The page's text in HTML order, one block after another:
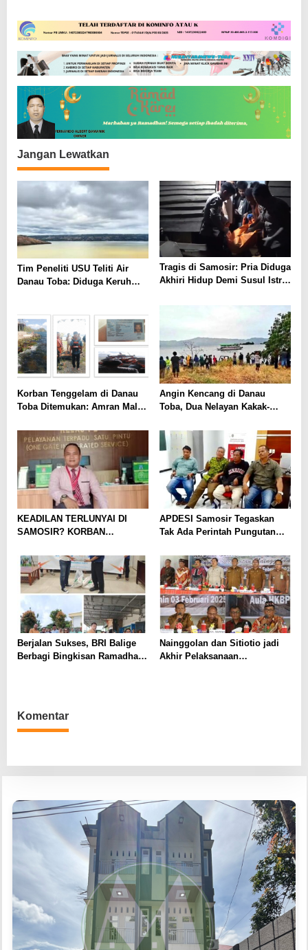
a
s
i
p
o
s
Jangan Lewatkan
Tim Peneliti USU Teliti Air
Danau Toba: Diduga Keruh
Tragis di Samosir: Pria Diduga
Akhiri Hidup Demi Susul Istri
Korban Tenggelam di Danau
Toba Ditemukan: Amran Malau
Perairan Tigaras
Angin Kencang di Danau
Toba, Dua Nelayan Kakak-
Masih Hilang
KEADILAN TERLUNYAI DI
SAMOSIR? KORBAN
POLISI TERKESAN “TUTUP
MATA” MESKI BUKTI
MENGGUNUNG!
APDESI Samosir Tegaskan
Tak Ada Perintah Pungutan
Launching Aplikasi Jaga Desa
Berjalan Sukses, BRI Balige
Berbagi Bingkisan Ramadhan
Nainggolan dan Sitiotio jadi
Akhir Pelaksanaan
Komentar